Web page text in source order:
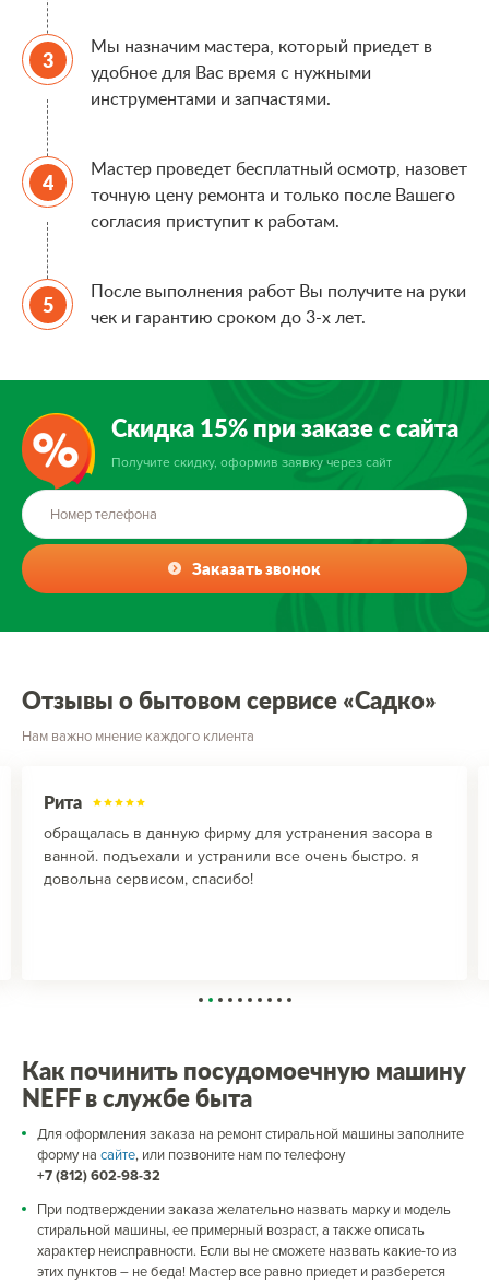
Мы назначим мастера, который приедет в
удобное для Вас время с нужными
инструментами и запчастями.
Мастер проведет бесплатный осмотр, назовет
точную цену ремонта и только после Вашего
согласия приступит к работам.
После выполнения работ Вы получите на руки
чек и гарантию сроком до 3-х лет.
Скидка 15% при заказе с сайта
Получите скидку, оформив заявку через сайт
Заказать звонок
Отзывы о бытовом сервисе «Садко»
Нам важно мнение каждого клиента
Рита
обращалась в данную фирму для устранения засора в
ванной. подъехали и устранили все очень быстро. я
довольна сервисом, спасибо!
Как починить посудомоечную машину
NEFF в службе быта
Для оформления заказа на ремонт стиральной машины заполните
форму на сайте, или позвоните нам по телефону
+7 (812) 602-98-32
При подтверждении заказа желательно назвать марку и модель
стиральной машины, ее примерный возраст, а также описать
характер неисправности. Если вы не сможете назвать какие-то из
этих пунктов – не беда! Мастер все равно приедет и разберется